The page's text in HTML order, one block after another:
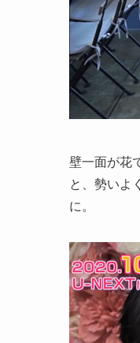
壁一面が花
と、勢いよ
に。